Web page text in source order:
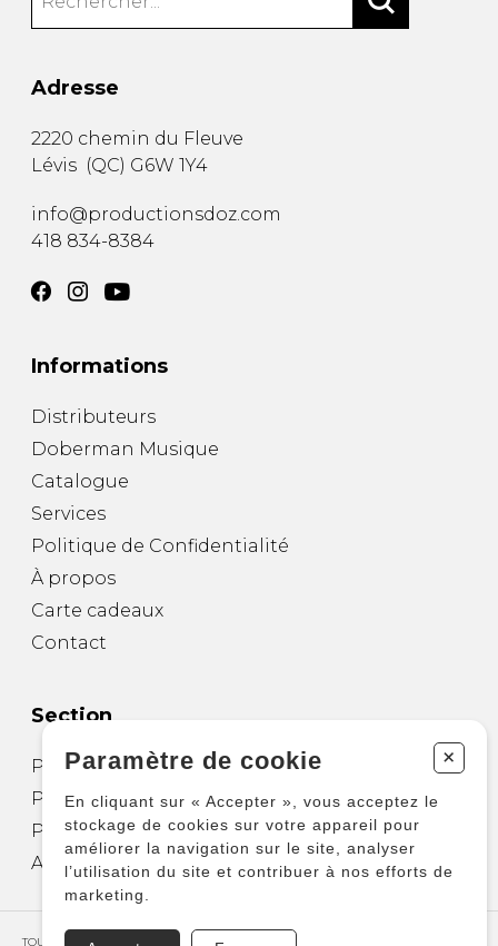
Adresse
2220 chemin du Fleuve
Lévis (QC) G6W 1Y4
info@productionsdoz.com
418 834-8384
Informations
Distributeurs
Doberman Musique
Catalogue
Services
Politique de Confidentialité
À propos
Carte cadeaux
Contact
Section
Partitions pour guitare
Partitions pour autres instruments
Partitions pour ensembles
Autres produits
TOUS DROITS RÉSERVÉS © COPYRIGHT 2026 – PRODUCTIONS D'OZ
Paramètre de cookie +
En cliquant sur « Accepter », vous acceptez le
stockage de cookies sur votre appareil pour
améliorer la navigation sur le site, analyser
l’utilisation du site et contribuer à nos efforts de
marketing.